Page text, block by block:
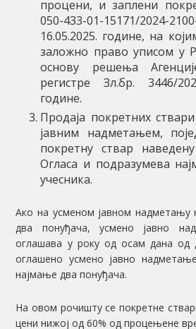
процени, и заплени
050-433-01-15171/
16.05.2025. године, на
заложно право уписом у
основу решења
регистре Зл.бр. 3446/
године.
Продаја покретних
јавним надметањем,
покретну ствар
Огласа и подразумева
учесника.
Ако на усменом јавном надметању
два понуђача, усмено јавно
оглашава у року од осам дана од
оглашено усмено јавно
најмање два понуђача.
На овом рочишту се покретне
цени нижој од 60% од процењене